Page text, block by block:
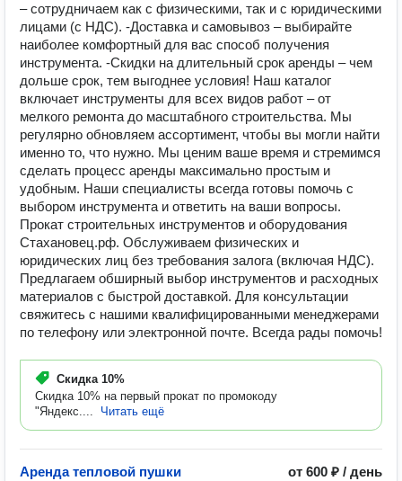
– сотрудничаем как с физическими, так и с юридическими
лицами (с НДС). -Доставка и самовывоз – выбирайте
наиболее комфортный для вас способ получения
инструмента. -Скидки на длительный срок аренды – чем
дольше срок, тем выгоднее условия! Наш каталог
включает инструменты для всех видов работ – от
мелкого ремонта до масштабного строительства. Мы
регулярно обновляем ассортимент, чтобы вы могли найти
именно то, что нужно. Мы ценим ваше время и стремимся
сделать процесс аренды максимально простым и
удобным. Наши специалисты всегда готовы помочь с
выбором инструмента и ответить на ваши вопросы.
Прокат строительных инструментов и оборудования
Стахановец.рф. Обслуживаем физических и
юридических лиц без требования залога (включая НДС).
Предлагаем обширный выбор инструментов и расходных
материалов с быстрой доставкой. Для консультации
свяжитесь с нашими квалифицированными менеджерами
по телефону или электронной почте. Всегда рады помочь!
Скидка 10%
Скидка 10% на первый прокат по промокоду
"Яндекс....
Читать ещё
Аренда тепловой пушки
от 600 ₽ / день